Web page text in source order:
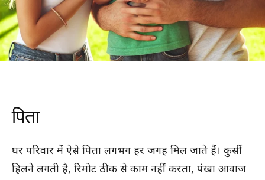
पिता
घर परिवार में ऐसे पिता लगभग हर जगह मिल जाते हैं। कुर्सी
हिलने लगती है, रिमोट ठीक से काम नहीं करता, पंखा आवाज